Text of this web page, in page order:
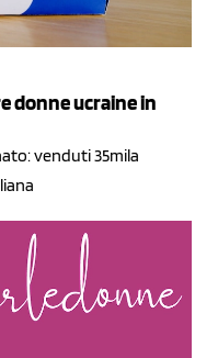
donne ucraine in
venduti 35mila